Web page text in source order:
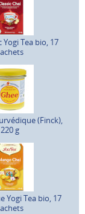
Yogi Tea bio, 17
(Finck),
220 g
Yogi Tea bio, 17